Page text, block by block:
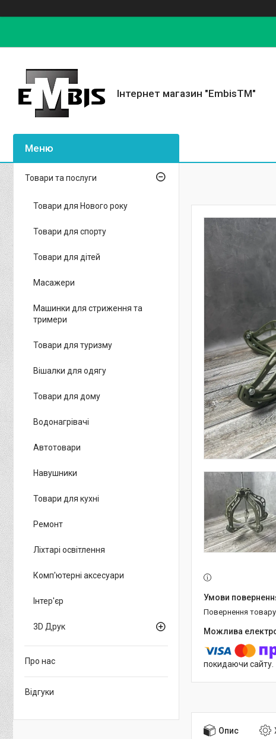
Інтернет магазин "EmbisTM"
повернення
покидаючи сайту.
Опис
Товари та послуги
Товари для Нового року
Товари для спорту
Товари для дітей
Масажери
Машинки для стриження та
тримери
Товари для туризму
Вішалки для одягу
Товари для дому
Водонагрівачі
Автотовари
Навушники
Товари для кухні
Ремонт
Ліхтарі освітлення
Комп'ютерні аксесуари
Інтер'єр
3D Друк
Про нас
Відгуки